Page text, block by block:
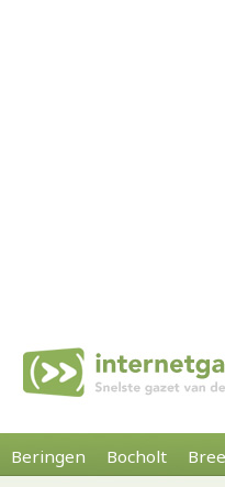
Beringen Bocholt Bree